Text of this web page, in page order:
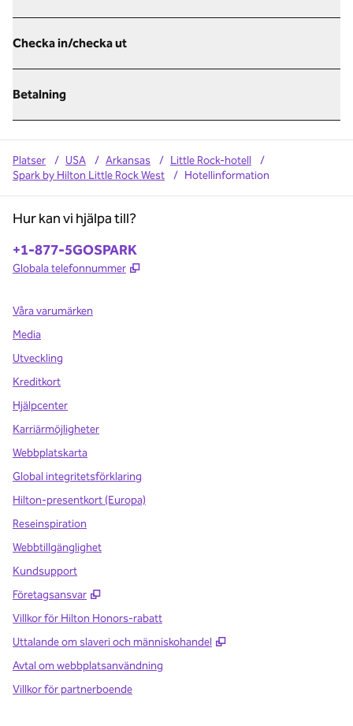
Checka in/checka ut
Betalning
Platser / USA / Arkansas / Little Rock-hotell
/
Spark by Hilton Little Rock West
/ Hotellinformation
Hur kan vi hjälpa till?
Telefon:
+1-877-5GOSPARK
Globala telefonnummer ,
Våra varumärken
Media
Utveckling
Kreditkort
Hjälpcenter
Karriärmöjligheter
Webbplatskarta
Global integritetsförklaring
Hilton-presentkort (Europa)
Reseinspiration
Webbtillgänglighet
Kundsupport
Företagsansvar
,
Villkor för Hilton Honors-rabatt
Uttalande om slaveri och människohandel
,
Avtal om webbplatsanvändning
Villkor för partnerboende